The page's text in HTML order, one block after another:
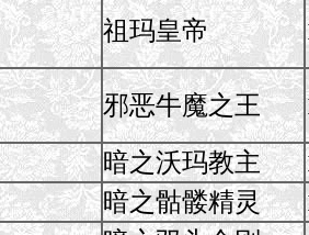
祖玛皇帝
邪恶牛魔之王
暗之沃玛教主
暗之骷髅精灵